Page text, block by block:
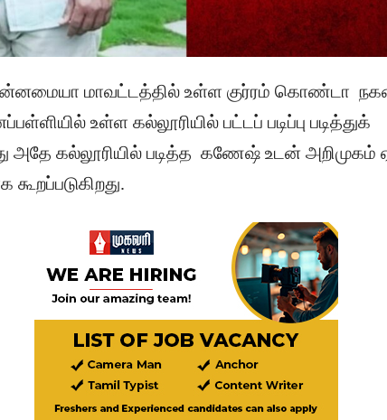
மாவட்டத்தில் உள்ள குர்ரம் கொண்டா
உள்ள கல்லூரியில் பட்டப் படிப்பு படித்துக்
அதே கல்லூரியில் படித்த கணேஷ் உடன் அறிமுகம்